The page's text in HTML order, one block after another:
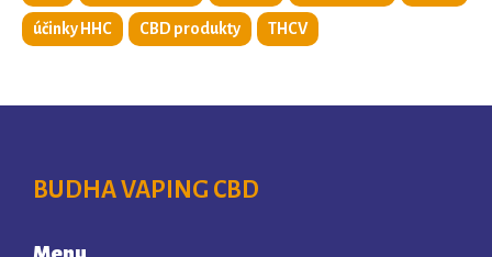
účinky HHC CBD produkty THCV
BUDHA VAPING CBD